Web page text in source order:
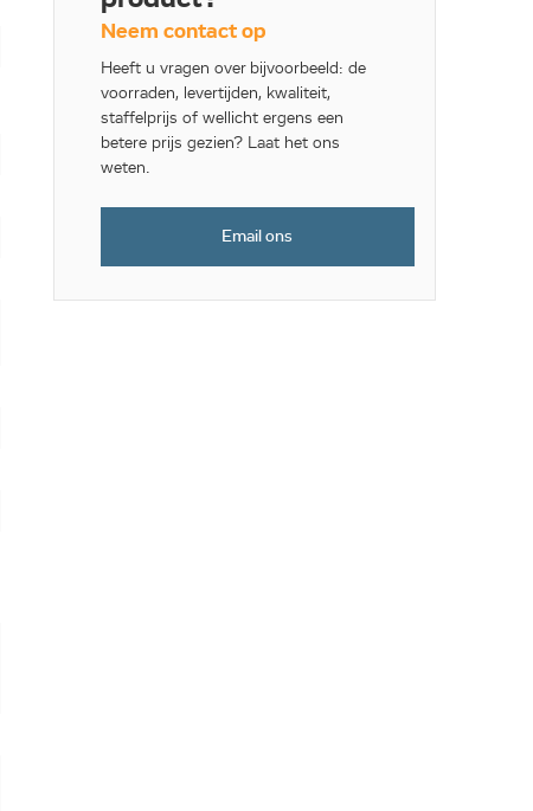
Neem contact op
Heeft u vragen over bijvoorbeeld: de
voorraden, levertijden, kwaliteit,
staffelprijs of wellicht ergens een
betere prijs gezien? Laat het ons
weten.
Email ons